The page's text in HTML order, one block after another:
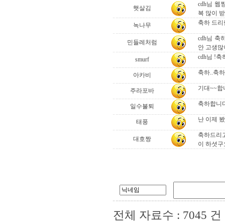
햇살김
cdh님 웹
복 많이
녹나무
축하 드
민들레처럼
cdh님 축
안 고생
smurf
cdh님 !축
아카비 축하..축
주라포바 기대~~합
일수불퇴 축하합니
태풍 난 이제
대호짱
축하드리
이 하셧
전체 자료수 : 7045 건